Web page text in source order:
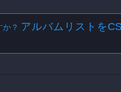
？ アルバムリストを